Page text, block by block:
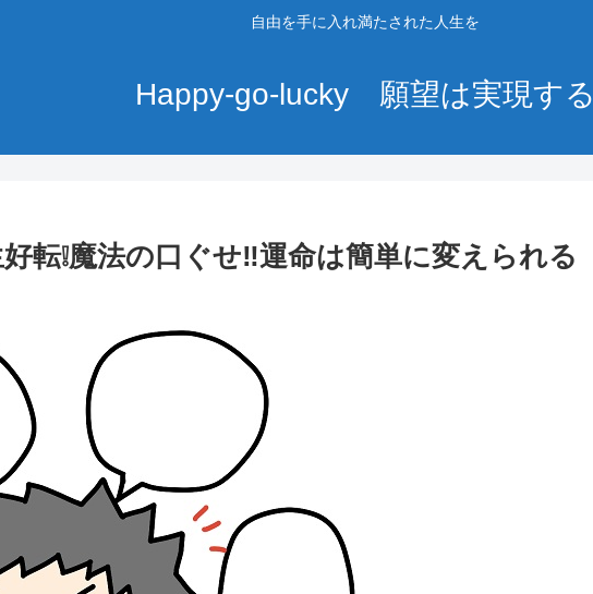
自由を手に入れ満たされた人生を
Happy-go-lucky 願望は実現する
転❕魔法の口ぐせ‼運命は簡単に変えられる